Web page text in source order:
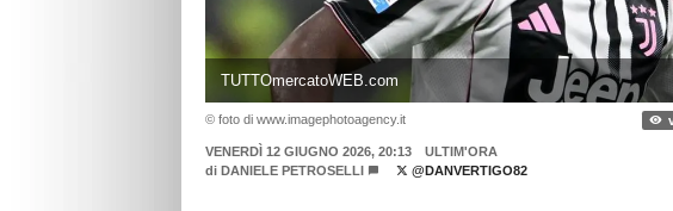
TUTTOmercatoWEB.com
© foto di www.imagephotoagency.it
VENERDÌ 12 GIUGNO 2026, 20:13
ULTIM'ORA
di DANIELE PETROSELLI @DANVERTIGO82